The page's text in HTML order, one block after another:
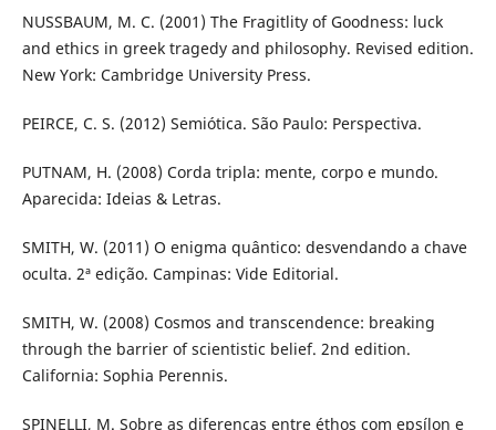
NUSSBAUM, M. C. (2001) The Fragitlity of Goodness: luck
and ethics in greek tragedy and philosophy. Revised edition.
New York: Cambridge University Press.
PEIRCE, C. S. (2012) Semiótica. São Paulo: Perspectiva.
PUTNAM, H. (2008) Corda tripla: mente, corpo e mundo.
Aparecida: Ideias & Letras.
SMITH, W. (2011) O enigma quântico: desvendando a chave
oculta. 2ª edição. Campinas: Vide Editorial.
SMITH, W. (2008) Cosmos and transcendence: breaking
through the barrier of scientistic belief. 2nd edition.
California: Sophia Perennis.
SPINELLI, M. Sobre as diferenças entre éthos com epsílon e